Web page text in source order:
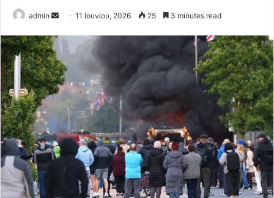
admin
Send
email
11 Ιουνίου, 2026 25 3 minutes read